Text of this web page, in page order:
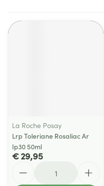
La Roche Posay
Lrp Toleriane Rosaliac Ar
Ip30 50ml
€ 29,95